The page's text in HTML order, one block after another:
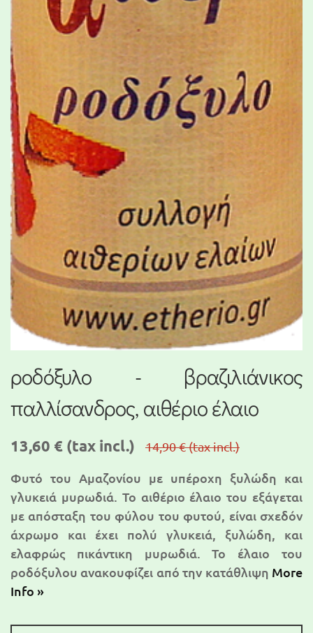
ροδόξυλο - βραζιλιάνικος
παλλίσανδρος, αιθέριο έλαιο
13,60 € (tax incl.) 14,90 €(tax incl.)
Φυτό του Αμαζονίου με υπέροχη ξυλώδη και
γλυκειά μυρωδιά. Το αιθέριο έλαιο του εξάγεται
με απόσταξη του φύλου του φυτού, είναι σχεδόν
άχρωμο και έχει πολύ γλυκειά, ξυλώδη, και
ελαφρώς πικάντικη μυρωδιά. Το έλαιο του
ροδόξυλου ανακουφίζει από την κατάθλιψη More
Info »